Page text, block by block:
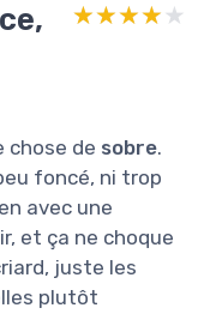
★★★★★
★★★★★
chose de sobre.
foncé, ni trop
avec une
et ça ne choque
juste les
plutôt